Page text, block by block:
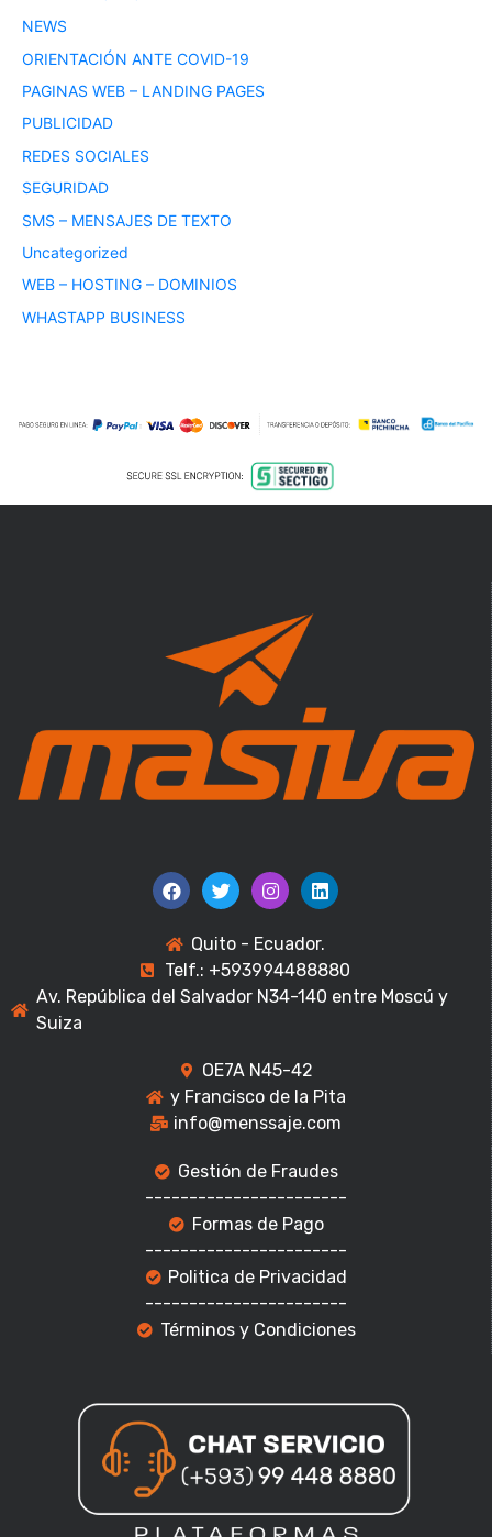
NEWS
ORIENTACIÓN ANTE COVID-19
PAGINAS WEB – LANDING PAGES
PUBLICIDAD
REDES SOCIALES
SEGURIDAD
SMS – MENSAJES DE TEXTO
Uncategorized
WEB – HOSTING – DOMINIOS
WHASTAPP BUSINESS
Quito - Ecuador.
Telf.: +593994488880
Av. República del Salvador N34-140 entre Moscú y
Suiza
OE7A N45-42
y Francisco de la Pita
info@menssaje.com
Gestión de Fraudes
-----------------------
Formas de Pago
-----------------------
Politica de Privacidad
-----------------------
Términos y Condiciones